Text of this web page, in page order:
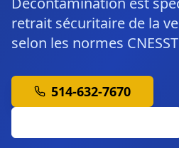
retrait sécuritaire de la
selon les normes
514-632-7670